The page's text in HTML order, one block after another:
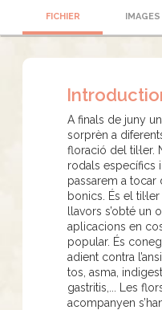
FICHIER IMAGES
A finals de juny
sorprèn a
floració del til·ler.
rodals específics
passarem a tocar
bonics. És el
llavors s’obté
aplicacions en
popular. És
adient contra
tos, asma,
gastritis,... Les
acompanyen